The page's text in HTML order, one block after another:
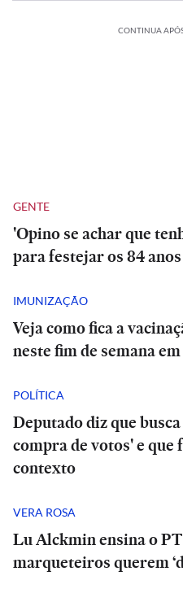
CONTINUA
GENTE
'Opino se achar que
para festejar os 84
IMUNIZAÇÃO
Veja como fica a
neste fim de semana
POLÍTICA
Deputado diz que
compra de votos' e
contexto
VERA ROSA
Lu Alckmin ensina o
marqueteiros querem